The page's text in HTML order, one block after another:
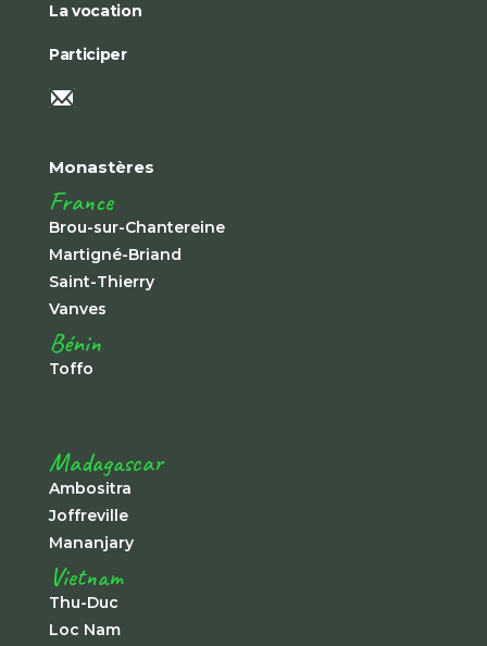
La vocation
Participer
Monastères
France
Brou-sur-Chantereine
Martigné-Briand
Saint-Thierry
Vanves
Bénin
Toffo
Madagascar
Ambositra
Joffreville
Mananjary
Vietnam
Thu-Duc
Loc Nam